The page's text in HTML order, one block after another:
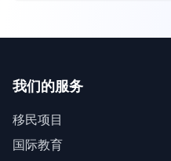
我们的服务
移民项目
国际教育